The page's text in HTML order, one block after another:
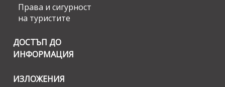
Права и сигурност
на туристите
ДОСТЪП ДО
ИНФОРМАЦИЯ
ИЗЛОЖЕНИЯ